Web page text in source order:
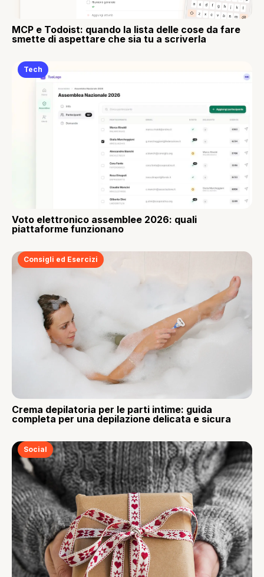
MCP e Todoist: quando la lista delle cose da fare
smette di aspettare che sia tu a scriverla
Tech
Voto elettronico assemblee 2026: quali
piattaforme funzionano
Consigli ed Esercizi
Crema depilatoria per le parti intime: guida
completa per una depilazione delicata e sicura
Social